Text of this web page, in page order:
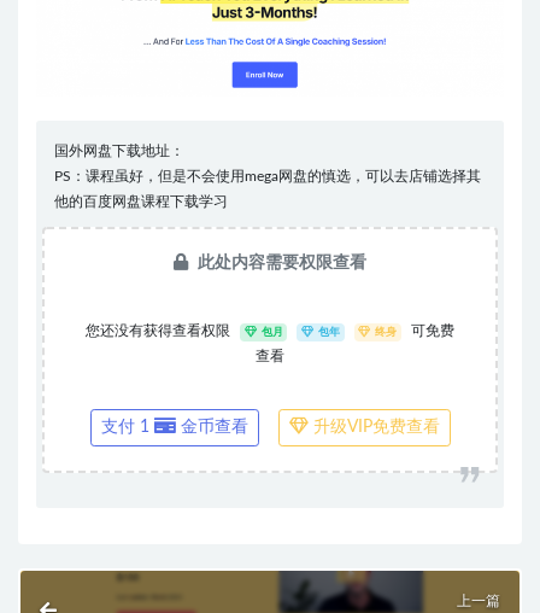
国外网盘下载地址：
PS：课程虽好，但是不会使用mega网盘的慎选，可以去店铺选择其
他的百度网盘课程下载学习
此处内容需要权限查看
您还没有获得查看权限 包月 包年 终身
可免费
查看
支付 1 金币查看 升级VIP免费查看
上一篇